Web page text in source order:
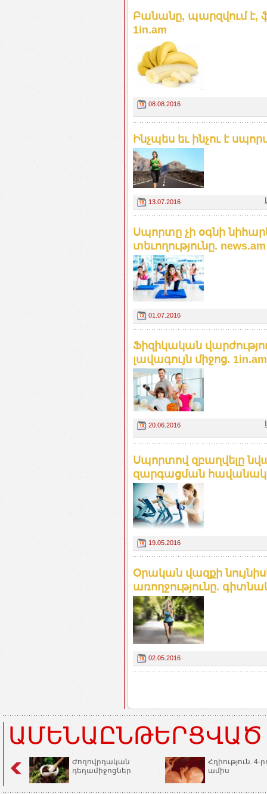
Բանանը, պարզվում է,
1in.am
08.08.2016
Ինչպես եւ ինչու է
13.07.2016
Սպորտը չի օգնի
տեւողությունը. news.am
01.07.2016
Ֆիզիկական
լավագույն միջոց. 1in.am
20.06.2016
Սպորտով զբաղվելը
զարգացման
19.05.2016
Օրական վազքի
առողջությունը.
02.05.2016
Ժողովրդական
դեղամիջոցներ
Հղիություն. 4-
ամիս